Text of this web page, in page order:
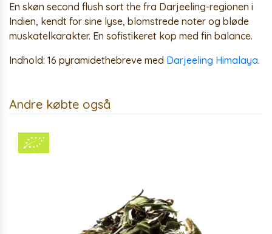
En skøn second flush sort the fra Darjeeling-regionen i
Indien, kendt for sine lyse, blomstrede noter og bløde
muskatelkarakter. En sofistikeret kop med fin balance.
Indhold: 16 pyramidethebreve med Darjeeling Himalaya.
Andre købte også